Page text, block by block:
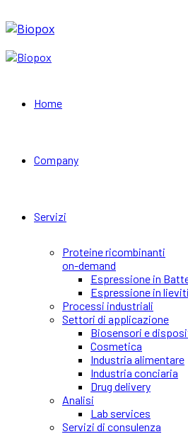
Home
Company
Servizi
Proteine ricombinanti
on-demand
Espressione in
Espressione in lieviti
Processi industriali
Settori di applicazione
Biosensori e
Cosmetica
Industria alimentare
Industria conciaria
Drug delivery
Analisi
Lab services
Servizi di consulenza